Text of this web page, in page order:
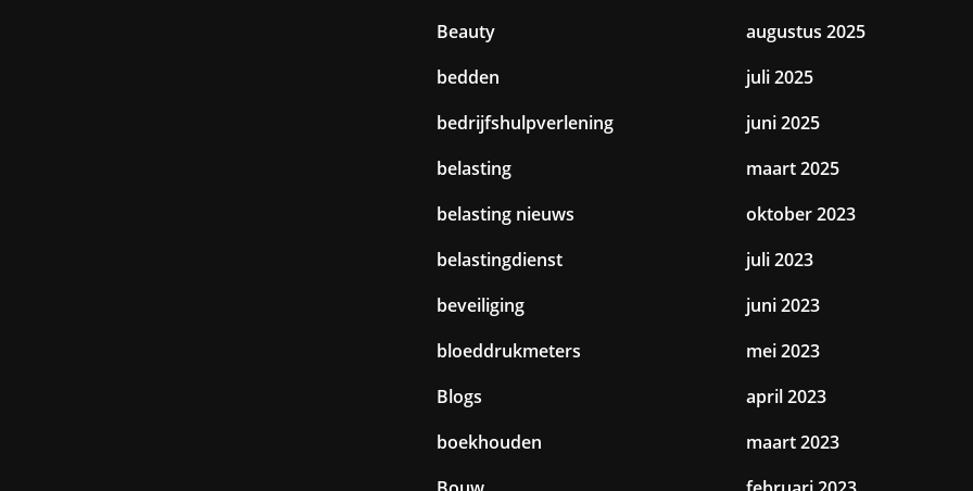
Beauty
bedden
bedrijfshulpverlening
belasting
belasting nieuws
belastingdienst
beveiliging
bloeddrukmeters
Blogs
boekhouden
augustus 2025
juli 2025
juni 2025
maart 2025
oktober 2023
juli 2023
juni 2023
mei 2023
april 2023
maart 2023